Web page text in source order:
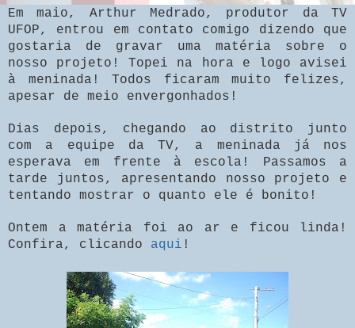
Em maio, Arthur Medrado, produtor da TV
UFOP, entrou em contato comigo dizendo que
gostaria de gravar uma matéria sobre o
nosso projeto! Topei na hora e logo avisei
à meninada! Todos ficaram muito felizes,
apesar de meio envergonhados!
Dias depois, chegando ao distrito junto
com a equipe da TV, a meninada já nos
esperava em frente à escola! Passamos a
tarde juntos, apresentando nosso projeto e
tentando mostrar o quanto ele é bonito!
Ontem a matéria foi ao ar e ficou linda!
Confira, clicando aqui !